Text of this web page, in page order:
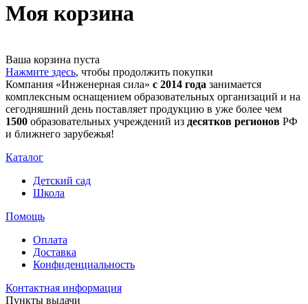
Моя корзина
Ваша корзина пуста
Нажмите здесь, чтобы продолжить покупки
Компания «Инженерная сила» с 2014 года занимается
комплексным оснащением образовательных организаций и на
сегодняшний день поставляет продукцию в уже более чем
1500 образовательных учреждений из десятков регионов РФ
и ближнего зарубежья!
Каталог
Детский сад
Школа
Помощь
Оплата
Доставка
Конфиденциальность
Контактная информация
Пункты выдачи